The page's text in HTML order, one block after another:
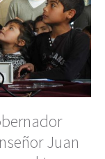
Juan